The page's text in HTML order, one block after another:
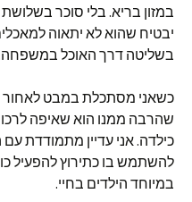
במזון בריא. בלי סוכר
יבטיח שהוא לא יתאוה
בשליטה דרך האוכל
כשאני מסתכלת במבט לאחור
שהרבה ממנו הוא שאיפה
כילדה. אני עדיין מתמודדת
להשתמש בו כתירוץ להפעיל
במיוחד הילדים בחיי.